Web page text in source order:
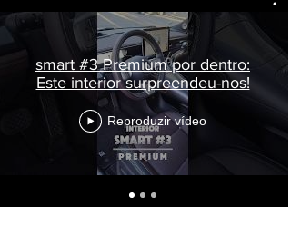
smart #3 Premium por dentro:
Este interior surpreendeu-nos!
Reproduzir vídeo